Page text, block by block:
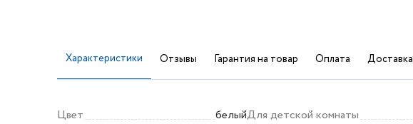
Характеристики Отзывы Гарантия на товар Оплата Доставка
Цвет
белыйДля детской комнаты